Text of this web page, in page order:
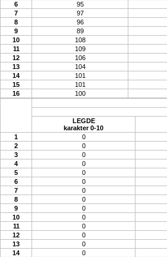
6
95
7
97
8
96
9
89
10
108
11
109
12
106
13
104
14
101
15
101
16
100
LEGDE
karakter 0-10
1
0
2
0
3
0
4
0
5
0
6
0
7
0
8
0
9
0
10
0
11
0
12
0
13
0
14
0